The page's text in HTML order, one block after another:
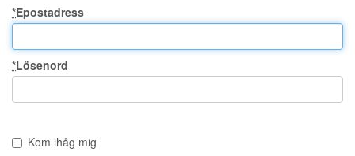
*Epostadress
*Lösenord
Kom ihåg mig